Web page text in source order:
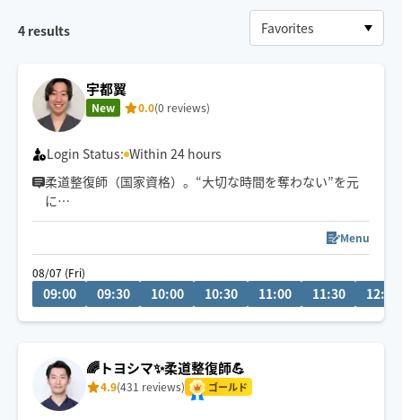
4 results
宇都翼
New 0.0(0 reviews)
Login Status: Within 24 hours
柔道整復師（国家資格）。“大切な時間を奪わない”を元
に
出張施術で、あなたに合わせた丁寧なもみほぐしをお届
Menu
08/07 (Fri)
09:00 09:30 10:00 10:30 11:00 11:30 12:00
🌈トヨシマ✨柔道整復師💪
4.9(431 reviews) ゴールド